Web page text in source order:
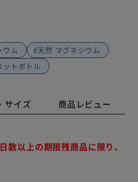
ウム
#天然 マグネシウム
ットボトル
サイズ 商品レビュー
数以上の期限残商品に限り、